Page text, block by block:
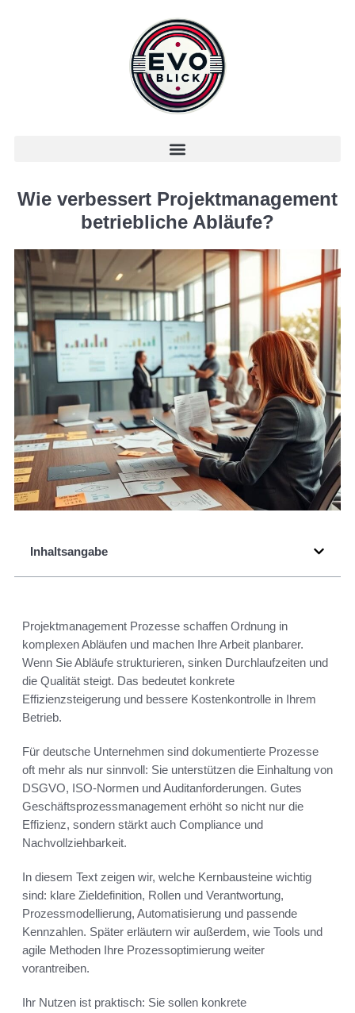
Wie verbessert Projektmanagement
betriebliche Abläufe?
Inhaltsangabe
Projektmanagement Prozesse schaffen Ordnung in
komplexen Abläufen und machen Ihre Arbeit planbarer.
Wenn Sie Abläufe strukturieren, sinken Durchlaufzeiten und
die Qualität steigt. Das bedeutet konkrete
Effizienzsteigerung und bessere Kostenkontrolle in Ihrem
Betrieb.
Für deutsche Unternehmen sind dokumentierte Prozesse
oft mehr als nur sinnvoll: Sie unterstützen die Einhaltung von
DSGVO, ISO-Normen und Auditanforderungen. Gutes
Geschäftsprozessmanagement erhöht so nicht nur die
Effizienz, sondern stärkt auch Compliance und
Nachvollziehbarkeit.
In diesem Text zeigen wir, welche Kernbausteine wichtig
sind: klare Zieldefinition, Rollen und Verantwortung,
Prozessmodellierung, Automatisierung und passende
Kennzahlen. Später erläutern wir außerdem, wie Tools und
agile Methoden Ihre Prozessoptimierung weiter
vorantreiben.
Ihr Nutzen ist praktisch: Sie sollen konkrete